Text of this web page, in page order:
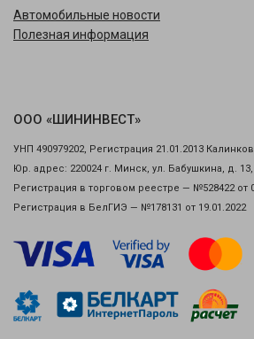
Автомобильные новости
Полезная информация
ООО «ШИНИНВЕСТ»
УНП 490979202, Регистрация 21.01.2013
Юр. адрес: 220024 г. Минск, ул. Бабушкина, д. 13,
Регистрация в торговом реестре — №528422 от
Регистрация в БелГИЭ — №178131 от 19.01.2022